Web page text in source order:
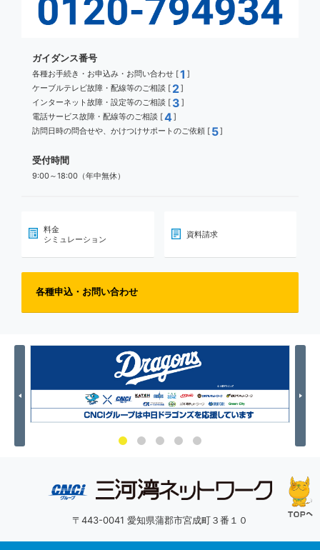
ガイダンス番号
各種お手続き・お申込み・お問い合わせ [1 ]
ケーブルテレビ故障・配線等のご相談 [ 2]
インターネット故障・設定等のご相談 [ 3 ]
電話サービス故障・配線等のご相談 [4]
訪問日時の問合せや、かけつけサポートのご依頼 [ 5]
受付時間
9:00～18:00（年中無休）
料金
シミュレーション
資料請求
各種申込・お問い合わせ
Previous Next
〒443-0041 愛知県蒲郡市宮成町３番１０